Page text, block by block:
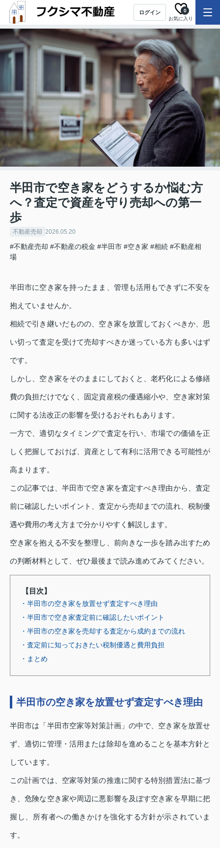
ログイン
お気に入り
0
半田市で空き家をどうするか悩む方
へ？査定で資産を守り売却への第一
歩
不動産売却 2026.05.20
#不動産売却 #不動産の税金 #半田市 #空き家 #相続 #不動産相
場
半田市に空き家を持ったまま、管理も活用もできずに不安を
抱えていませんか。
相続で引き継いだものの、空き家を放置しておくべきか、思
い切って査定を受けて売却すべきか迷っている方も多いはず
です。
しかし、空き家をそのままにしておくと、老朽化による修繕
費の負担だけでなく、固定資産税の優遇縮小や、空き家対策
に関する法改正の影響を受けるおそれもあります。
一方で、適切なタイミングで査定を行い、市場での価値を正
しく把握しておけば、資産として有利に活用できる可能性が
高まります。
この記事では、半田市で空き家を査定すべき理由から、査定
前に確認したいポイント、査定から売却までの流れ、税制優
遇や費用の考え方まで分かりやすく解説します。
空き家を抱える不安を整理し、前向きな一歩を踏み出すため
の判断材料として、ぜひ最後まで読み進めてみてください。
【目次】
・半田市の空き家を放置せず査定すべき理由
・半田市で空き家査定前に確認したいポイント
・半田市の空き家を売却する査定から成約までの流れ
・査定前に知っておきたい税制優遇と費用負担
・まとめ
半田市の空き家を放置せず査定すべき理由
半田市は「半田市空家等対策計画」の中で、空き家を放置せ
ず、適切に管理・活用または除却を進めることを基本方針と
しています。
この計画では、空家等対策の推進に関する特別措置法に基づ
き、危険な空き家や周辺に悪影響を及ぼす空き家を早期に把
握し、所有者への働きかけを強化する方針が示されていま
す。